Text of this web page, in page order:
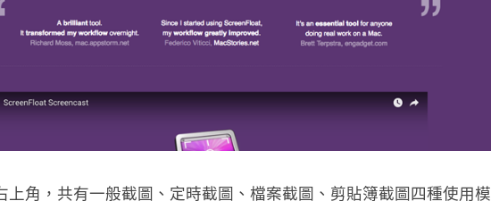
上角，共有一般截圖、定時截圖、檔案截圖、剪貼簿截圖四種使用模